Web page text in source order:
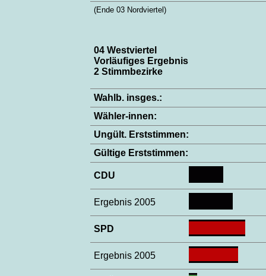
(Ende 03 Nordviertel)
04 Westviertel
Vorläufiges Ergebnis
2 Stimmbezirke
Wahlb. insges.:
Wähler-innen:
Ungült. Erststimmen:
Gültige Erststimmen:
CDU
Ergebnis 2005
SPD
Ergebnis 2005